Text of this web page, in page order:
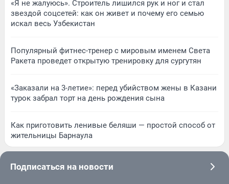
«Я не жалуюсь». Строитель лишился рук и ног и стал
звездой соцсетей: как он живет и почему его семью
искал весь Узбекистан
Популярный фитнес-тренер с мировым именем Света
Ракета проведет открытую тренировку для сургутян
«Заказали на 3-летие»: перед убийством жены в Казани
турок забрал торт на день рождения сына
Как приготовить ленивые беляши — простой способ от
жительницы Барнаула
Подписаться на новости